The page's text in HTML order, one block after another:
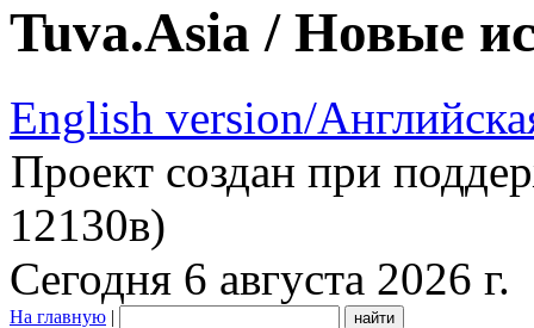
Tuva.Asia / Новые
English version/
Проект создан при
12130в)
Сегодня 6 августа 2026 г.
На главную |